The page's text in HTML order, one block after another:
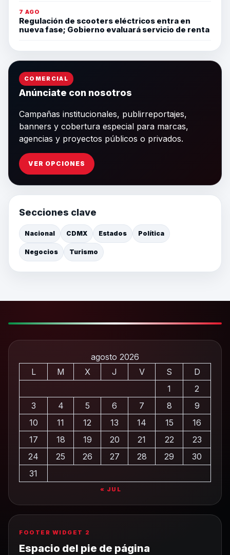
7 AGO
Regulación de scooters eléctricos entra en
nueva fase; Gobierno evaluará servicio de renta
COMERCIAL
Anúnciate con nosotros
Campañas institucionales, publirreportajes,
banners y cobertura especial para marcas,
agencias y proyectos públicos o privados.
VER OPCIONES
Secciones clave
Nacional CDMX Estados Política
Negocios Turismo
agosto 2026
L
M X J V S
D
1
2
3
4 5 6 7 8
9
10
11 12 13 14 15
16
17
18 19 20 21 22
23
24
25 26 27 28 29
30
31
« JUL
FOOTER WIDGET 2
Espacio del pie de página